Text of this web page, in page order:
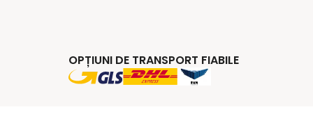
OPȚIUNI DE TRANSPORT FIABILE